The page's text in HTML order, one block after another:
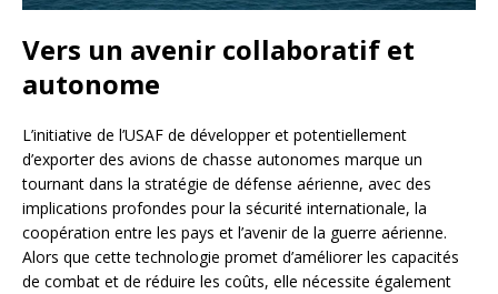
Vers un avenir collaboratif et
autonome
L’initiative de l’USAF de développer et potentiellement
d’exporter des avions de chasse autonomes marque un
tournant dans la stratégie de défense aérienne, avec des
implications profondes pour la sécurité internationale, la
coopération entre les pays et l’avenir de la guerre aérienne.
Alors que cette technologie promet d’améliorer les capacités
de combat et de réduire les coûts, elle nécessite également